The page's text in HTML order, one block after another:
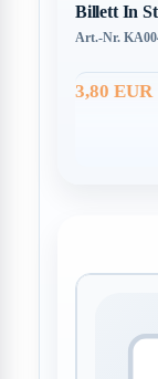
Billett In
Art.-Nr.
3,80 EUR